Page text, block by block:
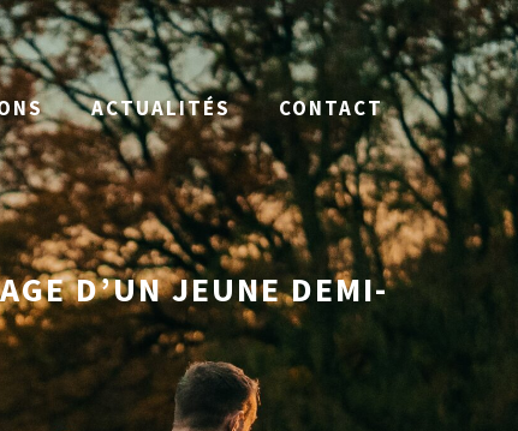
ACTUALITÉS CONTACT
D’UN JEUNE DEMI-